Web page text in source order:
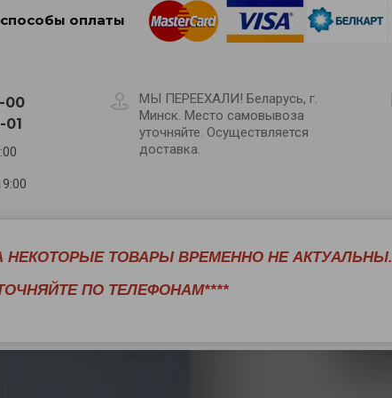
оплаты
00
01
МЫ ПЕРЕЕХАЛИ! Беларусь, г.
Минск. Место самовывоза
уточняйте. Осуществляется
доставка.
Оплата/доставка Статьи
НЕКОТОРЫЕ ТОВАРЫ ВРЕМЕННО НЕ АКТУАЛЬНЫ.
ПО ТЕЛЕФОНАМ****